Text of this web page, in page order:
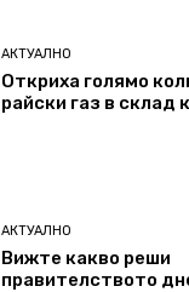
АКТУАЛНО
Откриха голямо
райски газ в склад
АКТУАЛНО
Вижте какво реши
правителството